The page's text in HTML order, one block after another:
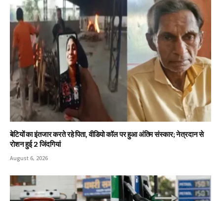
बेटियों का इंतजार करते रहे पिता, वीडियो कॉल पर हुआ अंतिम संस्कार; नेत्रदान से
रोशन हुई 2 जिंदगियां
August 6, 2026